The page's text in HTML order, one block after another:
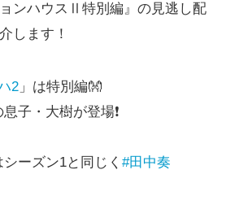
ンハウスⅡ特別編』の見逃し配
します！
2 」は特別編👐
子・大樹が登場❗
ーズン1と同じく #田中奏